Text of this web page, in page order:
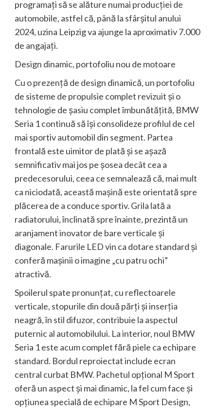
programaţi să se alăture numai producţiei de
automobile, astfel că, până la sfârşitul anului
2024, uzina Leipzig va ajunge la aproximativ 7.000
de angajaţi.
Design dinamic, portofoliu nou de motoare
Cu o prezenţă de design dinamică, un portofoliu
de sisteme de propulsie complet revizuit şi o
tehnologie de şasiu complet îmbunătăţită, BMW
Seria 1 continuă să îşi consolideze profilul de cel
mai sportiv automobil din segment. Partea
frontală este uimitor de plată şi se aşază
semnificativ mai jos pe şosea decât cea a
predecesorului, ceea ce semnalează că, mai mult
ca niciodată, această maşină este orientată spre
plăcerea de a conduce sportiv. Grila lată a
radiatorului, înclinată spre înainte, prezintă un
aranjament inovator de bare verticale şi
diagonale. Farurile LED vin ca dotare standard şi
conferă maşinii o imagine „cu patru ochi”
atractivă.
Spoilerul spate pronunţat, cu reflectoarele
verticale, stopurile din două părţi şi inserţia
neagră, în stil difuzor, contribuie la aspectul
puternic al automobilului. La interior, noul BMW
Seria 1 este acum complet fără piele ca echipare
standard. Bordul reproiectat include ecran
central curbat BMW. Pachetul opţional M Sport
oferă un aspect şi mai dinamic, la fel cum face şi
opţiunea specială de echipare M Sport Design,